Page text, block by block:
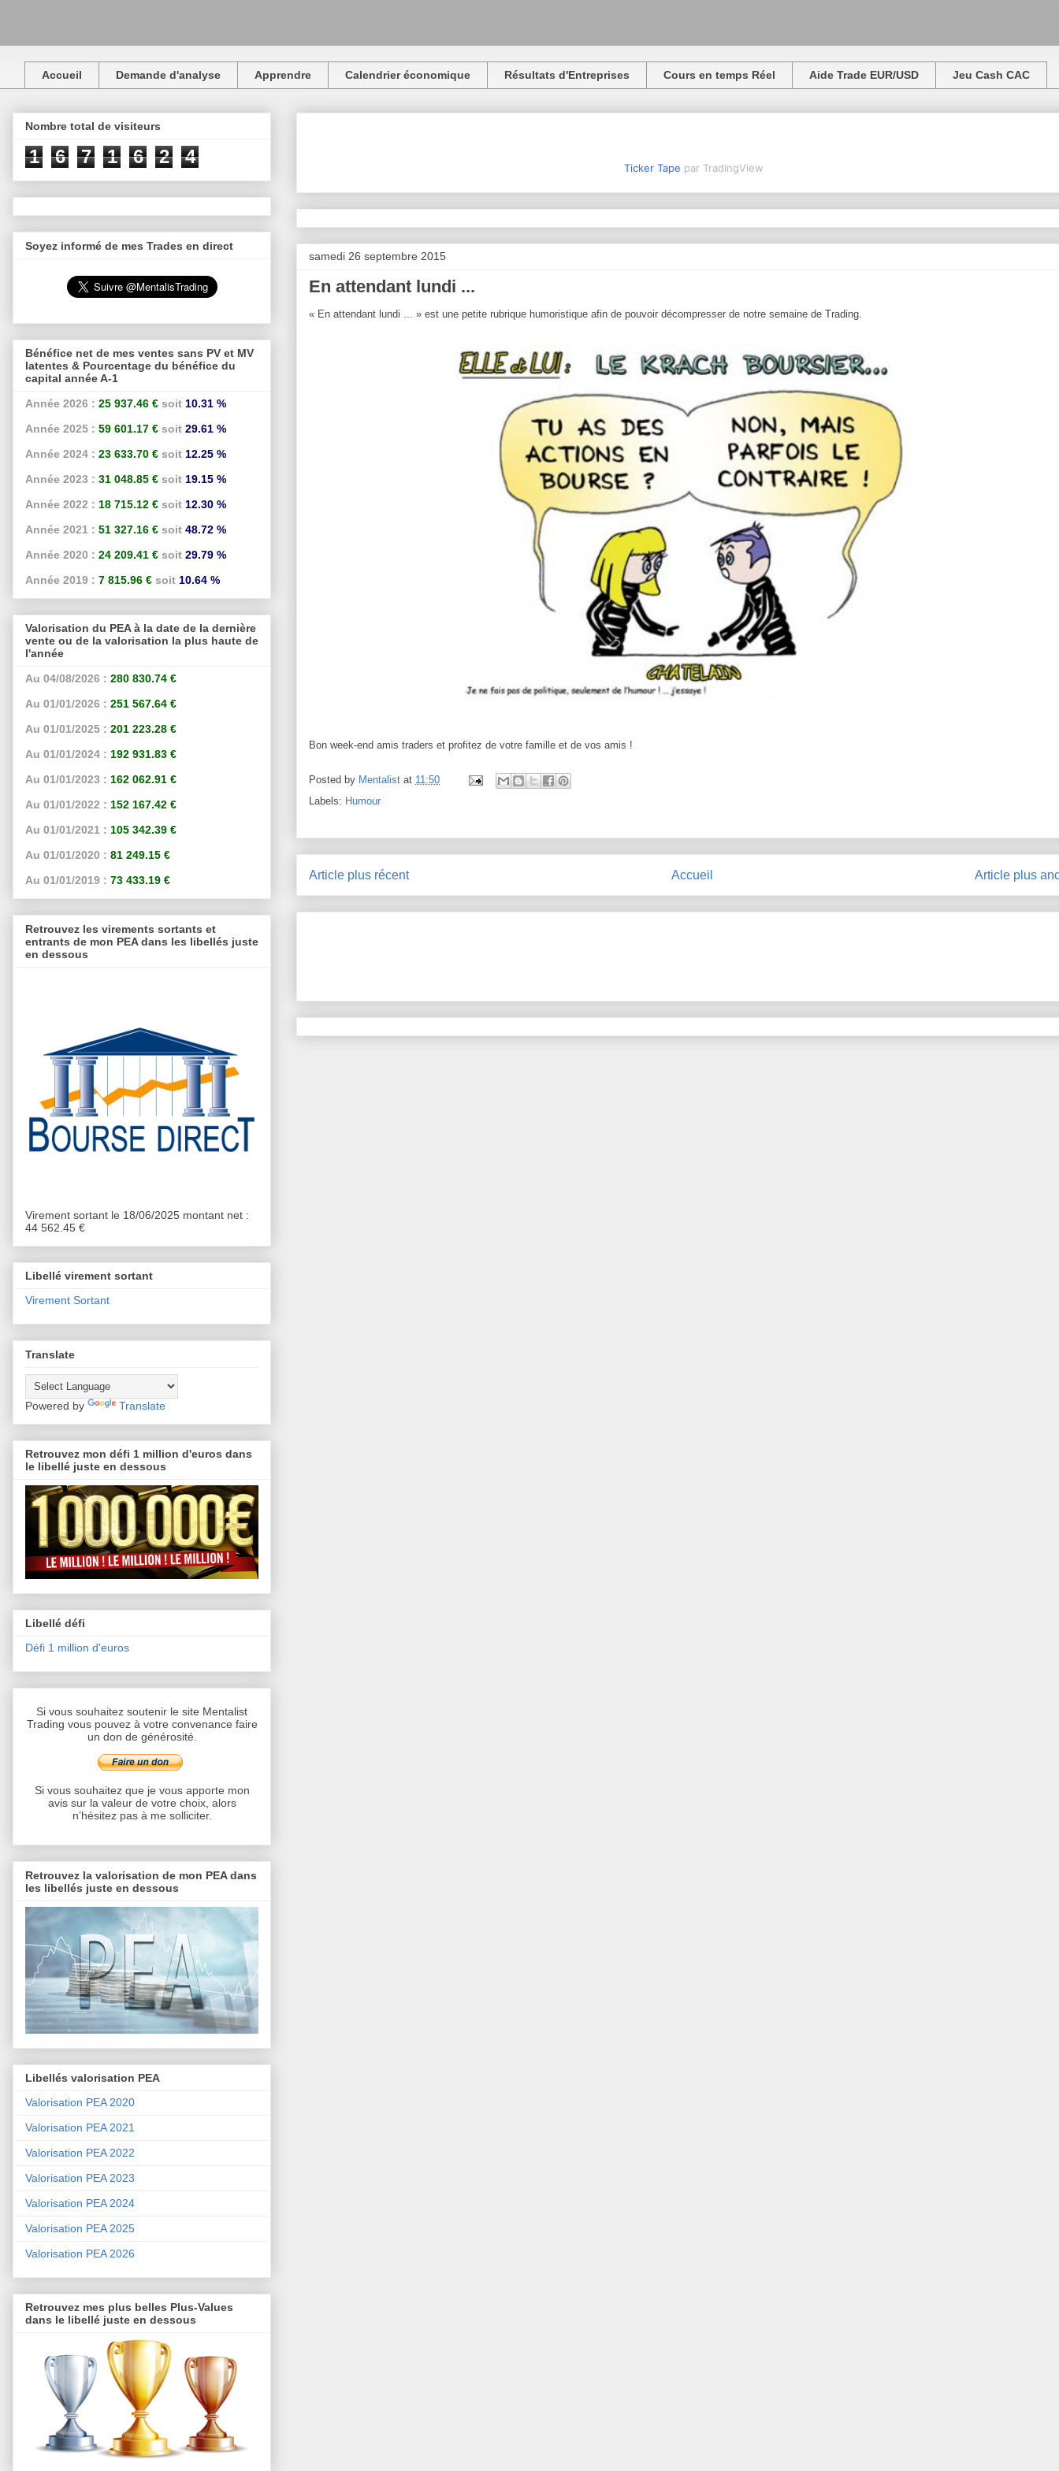
Accueil Demande d'analyse Apprendre Calendrier économique Résultats d'Entreprises Cours en temps Réel Aide Trade EUR/USD Jeu Cash CAC
Ticker Tape par TradingView
samedi 26 septembre 2015
En attendant lundi ...
« En attendant lundi ... » est une petite rubrique humoristique afin de pouvoir décompresser de notre semaine de Trading.
Bon week-end amis traders et profitez de votre famille et de vos amis !
Posted by Mentalist at 11:50
Labels: Humour
Article plus récent Article plus
Accueil
Nombre total de visiteurs
1 6 7 1 6 2 4
Soyez informé de mes Trades en direct
Bénéfice net de mes ventes sans PV et MV
latentes & Pourcentage du bénéfice du
capital année A-1
Année 2026 : 25 937.46 € soit 10.31 %
Année 2025 : 59 601.17 € soit 29.61 %
Année 2024 : 23 633.70 € soit 12.25 %
Année 2023 : 31 048.85 € soit 19.15 %
Année 2022 : 18 715.12 € soit 12.30 %
Année 2021 : 51 327.16 € soit 48.72 %
Année 2020 : 24 209.41 € soit 29.79 %
Année 2019 : 7 815.96 € soit 10.64 %
Valorisation du PEA à la date de la dernière
vente ou de la valorisation la plus haute de
l'année
Au 04/08/2026 : 280 830.74 €
Au 01/01/2026 : 251 567.64 €
Au 01/01/2025 : 201 223.28 €
Au 01/01/2024 : 192 931.83 €
Au 01/01/2023 : 162 062.91 €
Au 01/01/2022 : 152 167.42 €
Au 01/01/2021 : 105 342.39 €
Au 01/01/2020 : 81 249.15 €
Au 01/01/2019 : 73 433.19 €
Retrouvez les virements sortants et
entrants de mon PEA dans les libellés juste
en dessous
Virement sortant le 18/06/2025 montant net :
44 562.45 €
Libellé virement sortant
Virement Sortant
Translate
Powered by Translate
Retrouvez mon défi 1 million d'euros dans
le libellé juste en dessous
Libellé défi
Défi 1 million d'euros
Si vous souhaitez soutenir le site Mentalist
Trading vous pouvez à votre convenance faire
un don de générosité.
Si vous souhaitez que je vous apporte mon
avis sur la valeur de votre choix, alors
n’hésitez pas à me solliciter.
Retrouvez la valorisation de mon PEA dans
les libellés juste en dessous
Libellés valorisation PEA
Valorisation PEA 2020
Valorisation PEA 2021
Valorisation PEA 2022
Valorisation PEA 2023
Valorisation PEA 2024
Valorisation PEA 2025
Valorisation PEA 2026
Retrouvez mes plus belles Plus-Values
dans le libellé juste en dessous